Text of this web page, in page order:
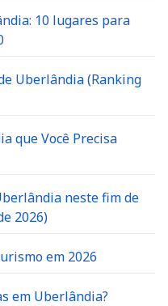
10 lugares para
Uberlândia (Ranking
que Você Precisa
neste fim de
2026)
em 2026
em Uberlândia?